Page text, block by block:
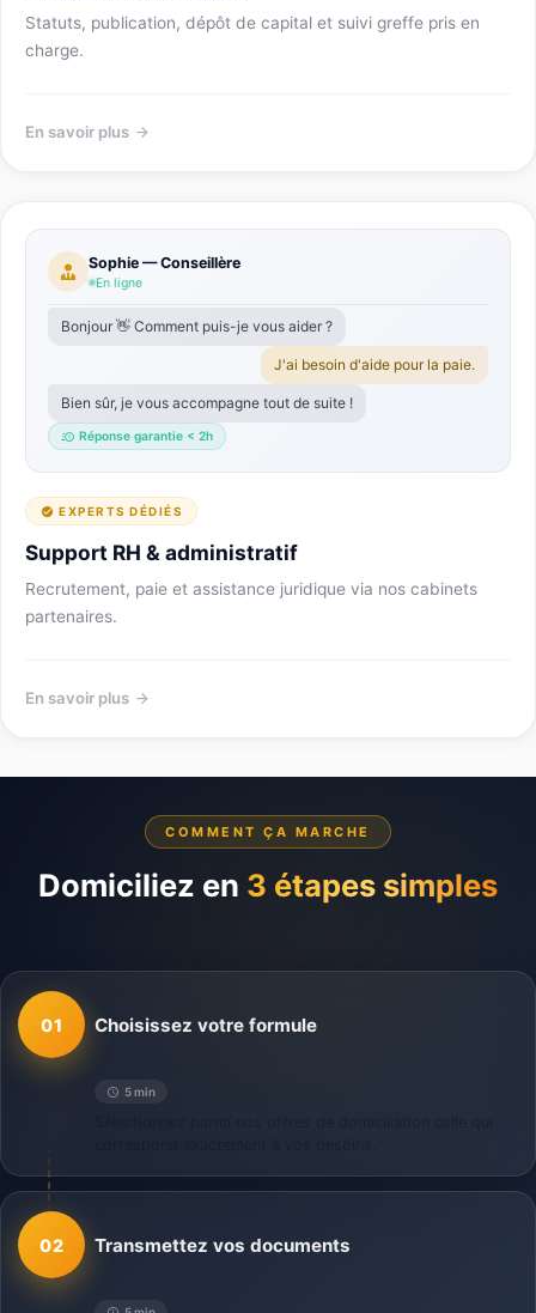
Statuts, publication, dépôt de capital et suivi greffe pris en
charge.
En savoir plus
Sophie — Conseillère
En ligne
Bonjour 👋 Comment puis-je vous aider ?
J'ai besoin d'aide pour la paie.
Bien sûr, je vous accompagne tout de suite !
Réponse garantie < 2h
EXPERTS DÉDIÉS
Support RH & administratif
Recrutement, paie et assistance juridique via nos cabinets
partenaires.
En savoir plus
COMMENT ÇA MARCHE
Domiciliez en 3 étapes simples
01
5 min
Choisissez votre formule
02 Transmettez vos documents